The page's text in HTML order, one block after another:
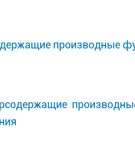
производные